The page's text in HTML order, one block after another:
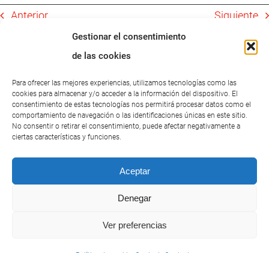
Gestionar el consentimiento
de las cookies
Para ofrecer las mejores experiencias, utilizamos tecnologías como las
cookies para almacenar y/o acceder a la información del dispositivo. El
consentimiento de estas tecnologías nos permitirá procesar datos como el
comportamiento de navegación o las identificaciones únicas en este sitio.
No consentir o retirar el consentimiento, puede afectar negativamente a
ciertas características y funciones.
Aceptar
Denegar
Ver preferencias
Anterior Siguiente
Proyectos relacionados
CENTRE
D’OSTEOPATIA
GIRONA